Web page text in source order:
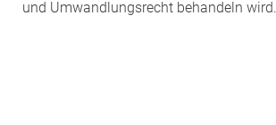
und Umwandlungsrecht behandeln wird.